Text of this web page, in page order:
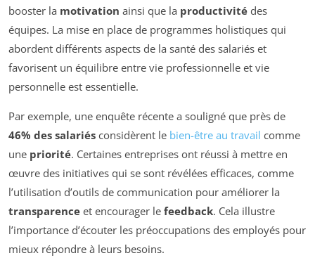
booster la motivation ainsi que la productivité des
équipes. La mise en place de programmes holistiques qui
abordent différents aspects de la santé des salariés et
favorisent un équilibre entre vie professionnelle et vie
personnelle est essentielle.
Par exemple, une enquête récente a souligné que près de
46% des salariés considèrent le bien-être au travail comme
une priorité. Certaines entreprises ont réussi à mettre en
œuvre des initiatives qui se sont révélées efficaces, comme
l’utilisation d’outils de communication pour améliorer la
transparence et encourager le feedback. Cela illustre
l’importance d’écouter les préoccupations des employés pour
mieux répondre à leurs besoins.